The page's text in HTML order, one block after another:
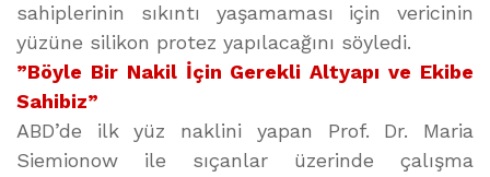
sahiplerinin sıkıntı yaşamaması için vericinin
yüzüne silikon protez yapılacağını söyledi.
”Böyle Bir Nakil İçin Gerekli Altyapı ve Ekibe
Sahibiz”
ABD’de ilk yüz naklini yapan Prof. Dr. Maria
Siemionow ile sıçanlar üzerinde çalışma